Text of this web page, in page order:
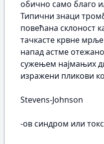
обично само благо
Типични знаци
повећана склоност
тачкасте крвне
напад астме
сужењем најмањих
изражени пликови
Stevens-Johnson
-oв синдром или